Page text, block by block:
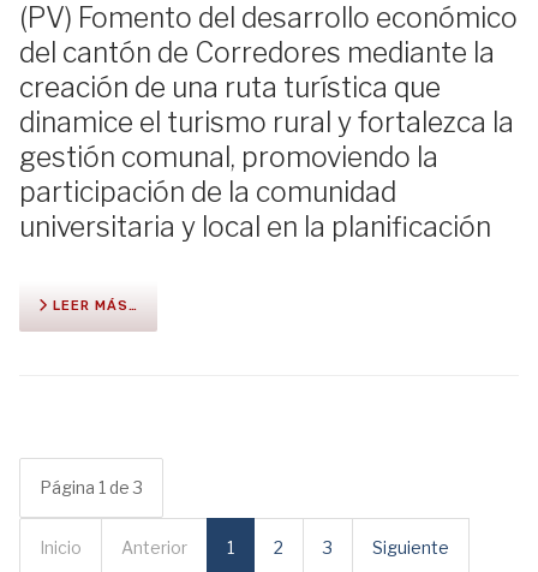
(PV) Fomento del desarrollo económico
del cantón de Corredores mediante la
creación de una ruta turística que
dinamice el turismo rural y fortalezca la
gestión comunal, promoviendo la
participación de la comunidad
universitaria y local en la planificación
LEER MÁS…
Página 1 de 3
Inicio Anterior 1 2 3 Siguiente